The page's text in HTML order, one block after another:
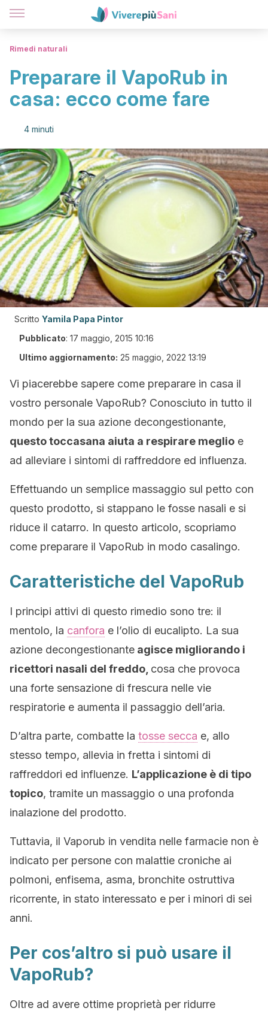
Rimedi naturali
Preparare il VapoRub in
casa: ecco come fare
4 minuti
Scritto Yamila Papa Pintor
Pubblicato: 17 maggio, 2015 10:16
Ultimo aggiornamento: 25 maggio, 2022 13:19
Vi piacerebbe sapere come preparare in casa il
vostro personale VapoRub? Conosciuto in tutto il
mondo per la sua azione decongestionante,
questo toccasana aiuta a respirare meglio e
ad alleviare i sintomi di raffreddore ed influenza.
Effettuando un semplice massaggio sul petto con
questo prodotto, si stappano le fosse nasali e si
riduce il catarro. In questo articolo, scopriamo
come preparare il VapoRub in modo casalingo.
Caratteristiche del VapoRub
I principi attivi di questo rimedio sono tre: il
mentolo, la canfora e l’olio di eucalipto. La sua
azione decongestionante agisce migliorando i
ricettori nasali del freddo, cosa che provoca
una forte sensazione di frescura nelle vie
respiratorie e aumenta il passaggio dell’aria.
D’altra parte, combatte la tosse secca e, allo
stesso tempo, allevia in fretta i sintomi di
raffreddori ed influenze. L’applicazione è di tipo
topico, tramite un massaggio o una profonda
inalazione del prodotto.
Tuttavia, il Vaporub in vendita nelle farmacie non è
indicato per persone con malattie croniche ai
polmoni, enfisema, asma, bronchite ostruttiva
ricorrente, in stato interessato e per i minori di sei
anni.
Per cos’altro si può usare il
VapoRub?
Oltre ad avere ottime proprietà per ridurre